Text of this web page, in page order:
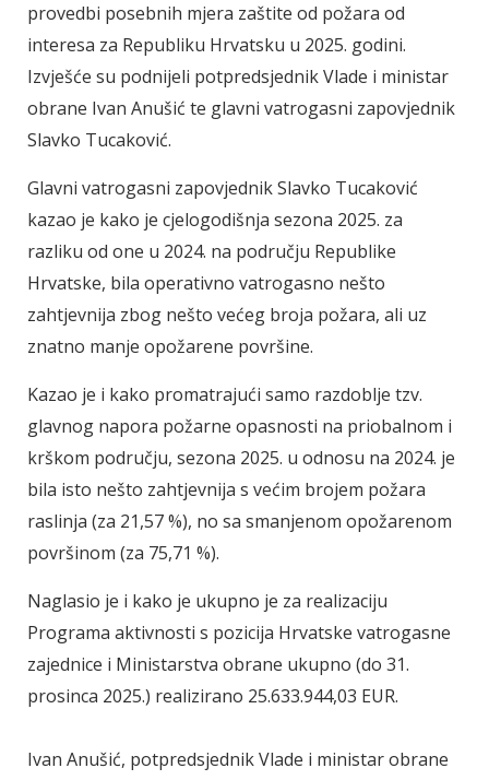
provedbi posebnih mjera zaštite od požara od
interesa za Republiku Hrvatsku u 2025. godini.
Izvješće su podnijeli potpredsjednik Vlade i ministar
obrane Ivan Anušić te glavni vatrogasni zapovjednik
Slavko Tucaković.
Glavni vatrogasni zapovjednik Slavko Tucaković
kazao je kako je cjelogodišnja sezona 2025. za
razliku od one u 2024. na području Republike
Hrvatske, bila operativno vatrogasno nešto
zahtjevnija zbog nešto većeg broja požara, ali uz
znatno manje opožarene površine.
Kazao je i kako promatrajući samo razdoblje tzv.
glavnog napora požarne opasnosti na priobalnom i
krškom području, sezona 2025. u odnosu na 2024. je
bila isto nešto zahtjevnija s većim brojem požara
raslinja (za 21,57 %), no sa smanjenom opožarenom
površinom (za 75,71 %).
Naglasio je i kako je ukupno je za realizaciju
Programa aktivnosti s pozicija Hrvatske vatrogasne
zajednice i Ministarstva obrane ukupno (do 31.
prosinca 2025.) realizirano 25.633.944,03 EUR.
Ivan Anušić, potpredsjednik Vlade i ministar obrane